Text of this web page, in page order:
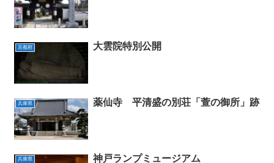
京都府 大雲院特別公開
兵庫県 薬仙寺 平清盛の別荘「萱の御所」跡
兵庫県 神戸ランプミュージアム